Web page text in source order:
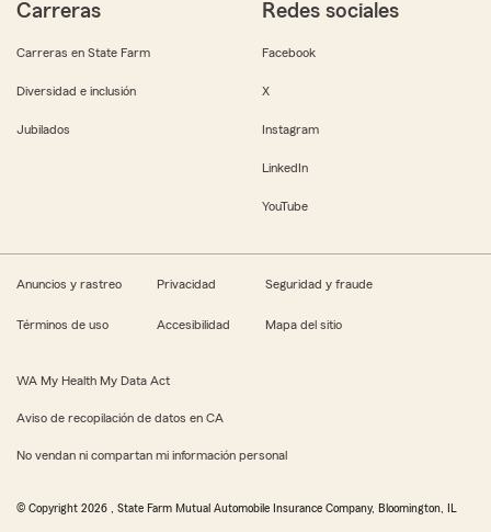
Carreras
Carreras en State Farm
Diversidad e inclusión
Jubilados
Redes sociales
Facebook
X
Instagram
LinkedIn
YouTube
Anuncios y rastreo Privacidad Seguridad y fraude
Términos de uso Accesibilidad Mapa del sitio
WA My Health My Data Act
Aviso de recopilación de datos en CA
No vendan ni compartan mi información personal
© Copyright 2026 , State Farm Mutual Automobile Insurance Company, Bloomington, IL